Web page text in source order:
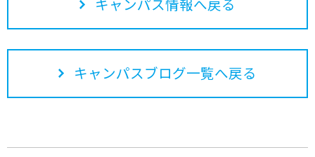
キャンパスブログ一覧へ戻る